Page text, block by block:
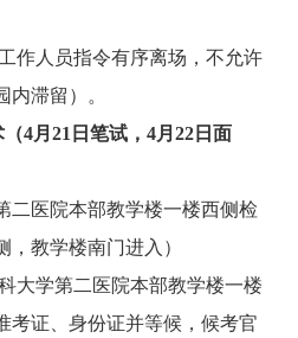
作人员指令有序离场，不允许
滞留）。
4月21日笔试，4月22日面
二医院本部教学楼一楼西侧检
教学楼南门进入）
大学第二医院本部教学楼一楼
考证、身份证并等候，候考官